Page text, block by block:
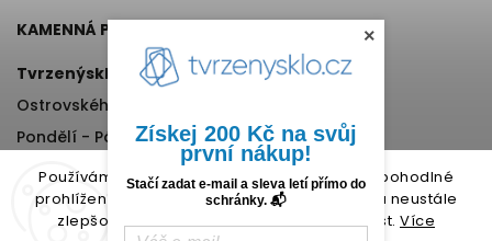
Používáme cookies, abychom Vám umožnili pohodlné
prohlížení webu a díky analýze provozu webu neustále
zlepšovali jeho funkce, výkon a použitelnost. Více
KAMENNÁ PRODEJNA
Tvrzenýsklo.cz
Ostrovského 971/11, Praha 5
Pondělí - Pátek, 12:00-17:00
+420 776 76 70 72
×
Získej 200 Kč na svůj
první nákup!
Stačí zadat e-mail a sleva letí přímo do
schránky. 📬